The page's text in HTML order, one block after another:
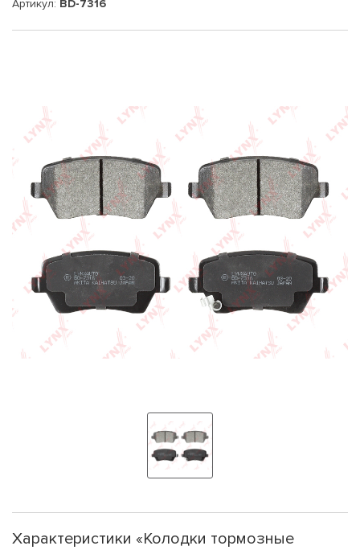
Артикул: BD-7316
Характеристики «Колодки тормозные